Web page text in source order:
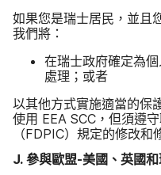
如果​您​是​瑞士​居民，​並​且​
我們​將：
在​瑞士​政府​確定​為​
處理​；​或​者
以​其他​方式​實施​適當​的​保
使用 EEA SCC ，​但​須​遵
（FDPIC）​規定​的​修改​和​
J. 參與​歐盟-美國、​英國​